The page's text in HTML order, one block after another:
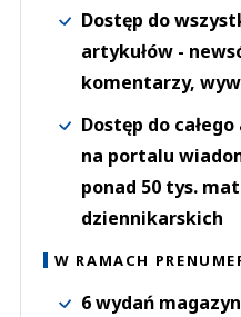
Dostęp do
artykułów -
komentarzy,
Dostęp do
na portalu
ponad 50 tys.
dziennikarskich
W RAMACH
6 wydań